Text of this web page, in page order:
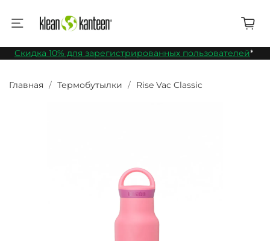
Скидка 10% для зарегистрированных пользователей*
Главная Термобутылки Rise Vac Classic